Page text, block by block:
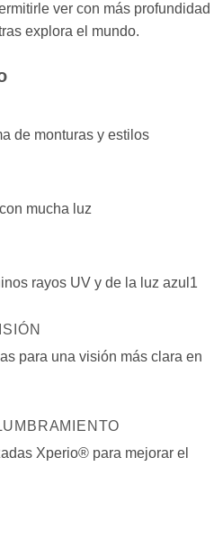
ver con más profundidad
explora el mundo.
de monturas y estilos
mucha luz
rayos UV y de la luz azul1
para una visión más clara en
Xperio® para mejorar el